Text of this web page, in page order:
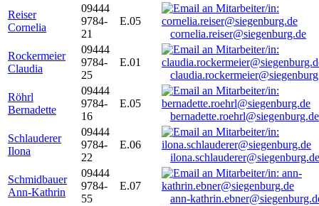
Reiser
Cornelia
09444
9784-
21
E.05
cornelia.reiser@siegenburg.de
Rockermeier
Claudia
09444
9784-
25
E.01
Röhrl
Bernadette
09444
9784-
16
E.05
bernadette.roehrl@siegenburg.de
Schlauderer
Ilona
09444
9784-
22
E.06
ilona.schlauderer@siegenburg.de
Schmidbauer
Ann-Kathrin
09444
9784-
55
E.07
ann-